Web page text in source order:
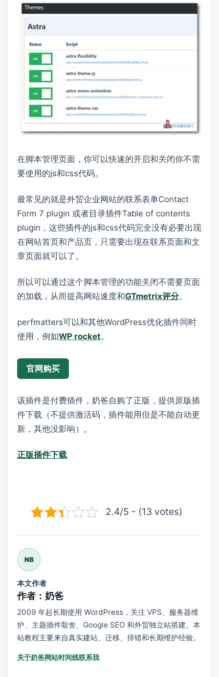
在脚本管理页面，你可以快速的开启和关闭你不需
要使用的js和css代码。
最常见的就是外贸企业网站的联系表单Contact
Form 7 plugin 或者目录插件Table of contents
plugin，这些插件的js和css代码完全没有必要出现
在网站首页和产品页，只需要出现在联系页面和文
章页面就可以了。
所以可以通过这个脚本管理的功能关闭不需要页面
的加载，从而提高网站速度和GTmetrix评分。
perfmatters可以和其他WordPress优化插件同时
使用，例如WP rocket。
官网购买
该插件是付费插件，奶爸自购了正版，提供原版插
件下载（不提供激活码，插件能用但是不能自动更
新，其他没影响）。
正版插件下载
2.4/5 - (13 votes)
NB
本文作者
作者：奶爸
2009 年起长期使用 WordPress，关注 VPS、服务器维
护、主题插件取舍、Google SEO 和外贸独立站搭建。本
站教程主要来自真实建站、迁移、排错和长期维护经验。
关于奶爸网站时间线联系我